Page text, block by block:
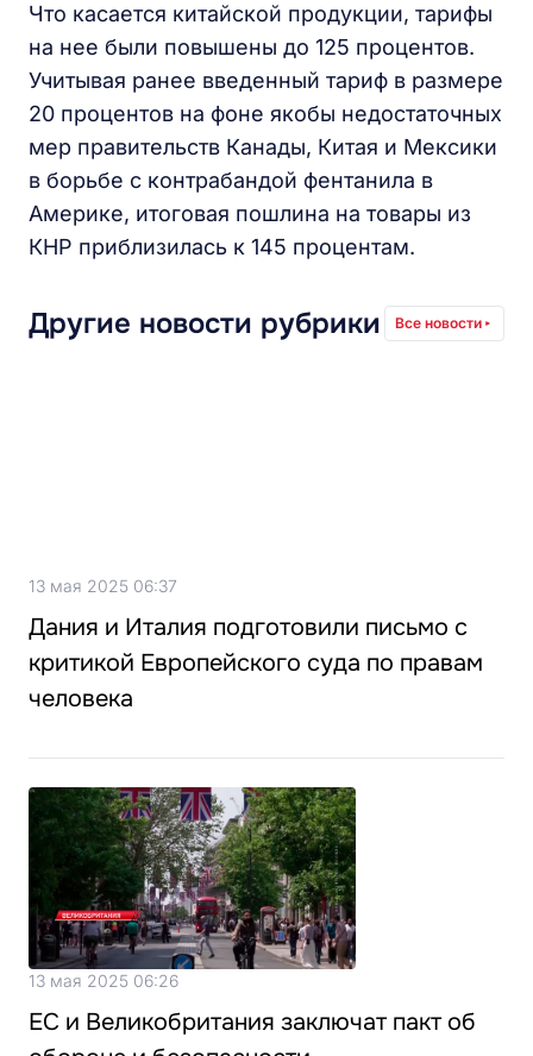
Что касается китайской продукции, тарифы
на нее были повышены до 125 процентов.
Учитывая ранее введенный тариф в размере
20 процентов на фоне якобы недостаточных
мер правительств Канады, Китая и Мексики
в борьбе с контрабандой фентанила в
Америке, итоговая пошлина на товары из
КНР приблизилась к 145 процентам.
Другие новости рубрики Все новости
13 мая 2025 06:37
Дания и Италия подготовили письмо с
критикой Европейского суда по правам
человека
13 мая 2025 06:26
ЕС и Великобритания заключат пакт об